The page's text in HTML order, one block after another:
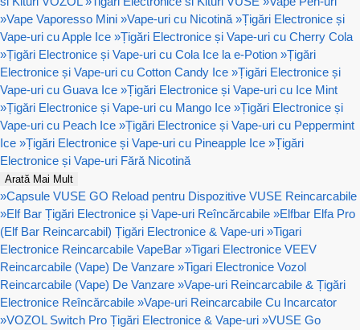
»Vape Vaporesso Mini »Vape-uri cu Nicotină »Țigări Electronice și
Vape-uri cu Apple Ice »Țigări Electronice și Vape-uri cu Cherry Cola
»Țigări Electronice și Vape-uri cu Cola Ice la e-Potion »Țigări
Electronice și Vape-uri cu Cotton Candy Ice »Țigări Electronice și
Vape-uri cu Guava Ice »Țigări Electronice și Vape-uri cu Ice Mint
»Țigări Electronice și Vape-uri cu Mango Ice »Țigări Electronice și
Vape-uri cu Peach Ice »Țigări Electronice și Vape-uri cu Peppermint
Ice »Țigări Electronice și Vape-uri cu Pineapple Ice »Țigări
Electronice și Vape-uri Fără Nicotină
Arată Mai Mult
»Capsule VUSE GO Reload pentru Dispozitive VUSE Reincarcabile
»Elf Bar Țigări Electronice și Vape-uri Reîncărcabile »Elfbar Elfa Pro
(Elf Bar Reincarcabil) Țigări Electronice & Vape-uri »Tigari
Electronice Reincarcabile VapeBar »Tigari Electronice VEEV
Reincarcabile (Vape) De Vanzare »Tigari Electronice Vozol
Reincarcabile (Vape) De Vanzare »Vape-uri Reincarcabile & Țigări
Electronice Reîncărcabile »Vape-uri Reincarcabile Cu Incarcator
»VOZOL Switch Pro Țigări Electronice & Vape-uri »VUSE Go